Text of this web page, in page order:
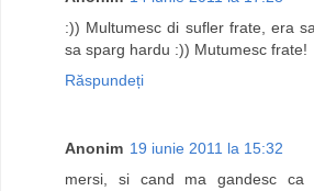
:)) Multumesc di sufler frate, era
sa sparg hardu :)) Mutumesc frate!
Răspundeți
Anonim 19 iunie 2011 la 15:32
mersi, si cand ma gandesc ca